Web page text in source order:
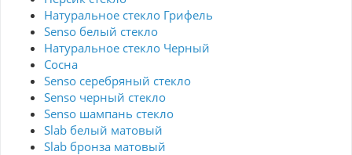
Натуральное стекло Грифель
Senso белый стекло
Натуральное стекло Черный
Сосна
Senso серебряный стекло
Senso черный стекло
Senso шампань стекло
Slab белый матовый
Slab бронза матовый